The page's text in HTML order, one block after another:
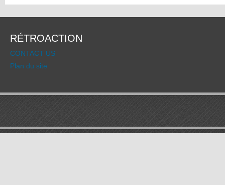
RÉTROACTION
CONTACT US
Plan du site